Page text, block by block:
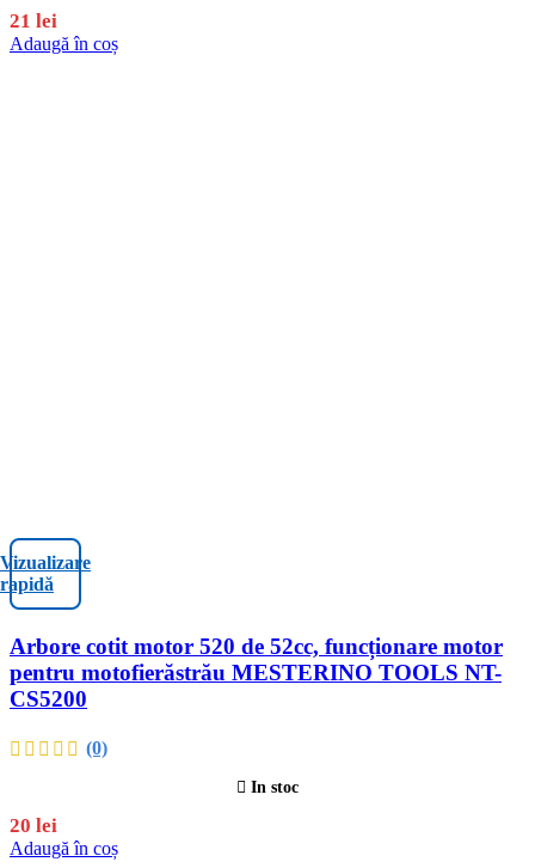
21 lei
Adaugă în coș
Vizualizare
rapidă
Arbore cotit motor 520 de 52cc, funcționare motor
pentru motofierăstrău MESTERINO TOOLS NT-
CS5200
(0)
In stoc
20 lei
Adaugă în coș